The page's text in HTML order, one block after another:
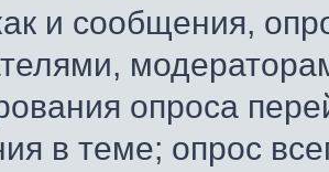
и сообщения,
опроса
в теме; опрос